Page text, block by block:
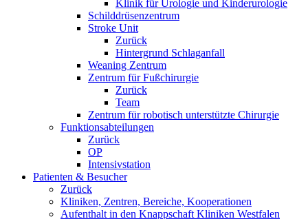
Klinik für Urologie und Kinderurologie
Schilddrüsenzentrum
Stroke Unit
Zurück
Hintergrund Schlaganfall
Weaning Zentrum
Zentrum für Fußchirurgie
Zurück
Team
Zentrum für robotisch unterstützte Chirurgie
Funktionsabteilungen
Zurück
OP
Intensivstation
Patienten & Besucher
Zurück
Kliniken, Zentren, Bereiche, Kooperationen
Aufenthalt in den Knappschaft Kliniken Westfalen